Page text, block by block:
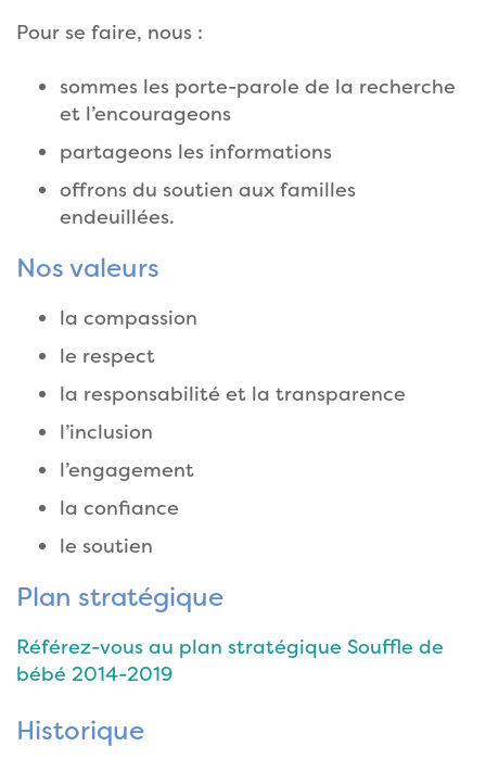
Pour se faire, nous :
sommes les porte-parole de la recherche
et l’encourageons
partageons les informations
offrons du soutien aux familles
endeuillées.
Nos valeurs
la compassion
le respect
la responsabilité et la transparence
l’inclusion
l’engagement
la confiance
le soutien
Plan stratégique
Référez-vous au plan stratégique Souffle de
bébé 2014-2019
Historique